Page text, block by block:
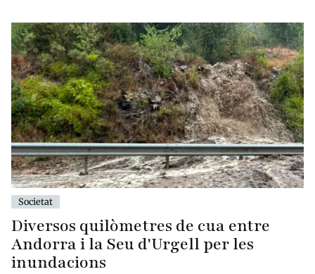
Societat
Diversos quilòmetres de cua entre
Andorra i la Seu d'Urgell per les
inundacions